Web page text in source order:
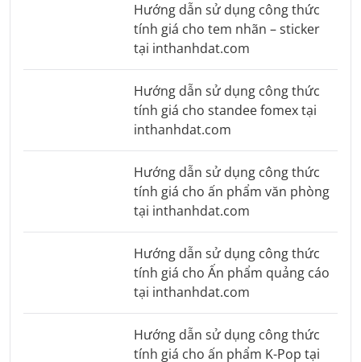
Hướng dẫn sử dụng công thức
tính giá cho tem nhãn – sticker
tại inthanhdat.com
Hướng dẫn sử dụng công thức
tính giá cho standee fomex tại
inthanhdat.com
Hướng dẫn sử dụng công thức
tính giá cho ấn phẩm văn phòng
tại inthanhdat.com
Hướng dẫn sử dụng công thức
tính giá cho Ấn phẩm quảng cáo
tại inthanhdat.com
Hướng dẫn sử dụng công thức
tính giá cho ấn phẩm K-Pop tại